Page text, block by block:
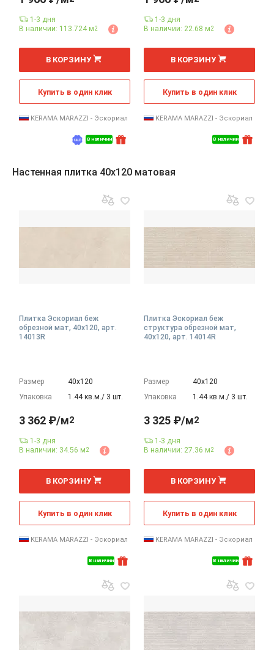
В наличии
1-3 дня
В наличии: 113.724 м2
м
В КОРЗИНУ
Купить в один клик
KERAMA MARAZZI - Эскориал
В наличии
1-3 дня
В наличии: 22.68 м2
м
В КОРЗИНУ
Купить в один клик
KERAMA MARAZZI - Эскориал
Настенная плитка 40x120 матовая
Плитка Эскориал беж
обрезной мат, 40x120, арт.
14013R
Размер
40х120
Упаковка
1.44 кв.м./ 3 шт.
В наличии
3 362 ₽/м2
1-3 дня
В наличии: 34.56 м2
м
В КОРЗИНУ
Купить в один клик
KERAMA MARAZZI - Эскориал
Плитка Эскориал беж
структура обрезной мат,
40x120, арт. 14014R
Размер
40х120
Упаковка
1.44 кв.м./ 3 шт.
В наличии
3 325 ₽/м2
1-3 дня
В наличии: 27.36 м2
м
В КОРЗИНУ
Купить в один клик
KERAMA MARAZZI - Эскориал